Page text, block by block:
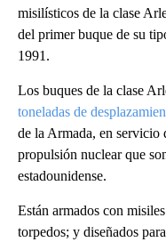
misilísticos de la clase
del primer buque de su
1991.
Los buques de la clase
toneladas de
de la Armada, en servicio
propulsión nuclear que
estadounidense.
Están armados con
torpedos; y diseñados